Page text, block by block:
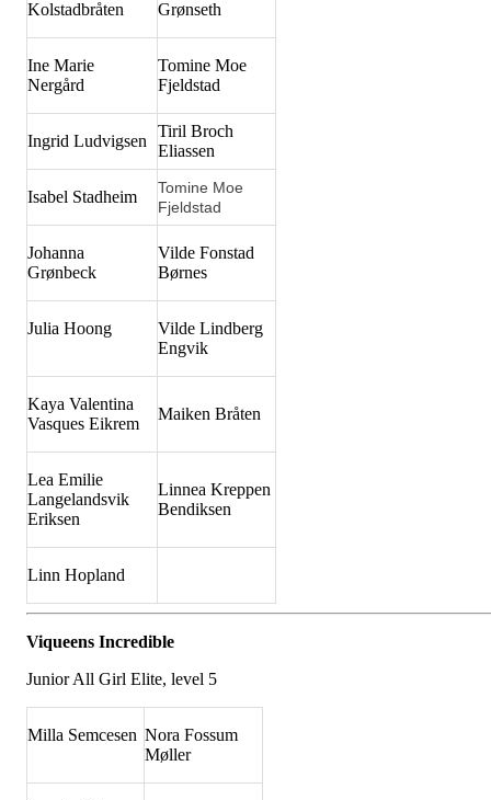
Kolstadbråten Grønseth
Ine Marie
Nergård
Tomine Moe
Fjeldstad
Ingrid Ludvigsen
Tiril Broch
Eliassen
Isabel Stadheim
Tomine Moe
Fjeldstad
Johanna
Grønbeck
Vilde Fonstad
Børnes
Julia Hoong
Vilde Lindberg
Engvik
Kaya Valentina
Vasques Eikrem
Maiken Bråten
Lea Emilie
Langelandsvik
Eriksen
Linnea Kreppen
Bendiksen
Linn Hopland
Viqueens Incredible
Junior All Girl Elite, level 5
Milla Semcesen Nora Fossum
Møller